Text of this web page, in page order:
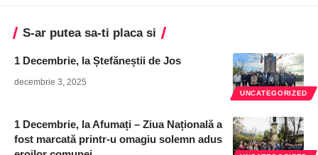
S-ar putea sa-ti placa si
UNCATEGORIZED
1 Decembrie, la Ștefăneștii de Jos
decembrie 3, 2025
1 Decembrie, la Afumați – Ziua Națională a
fost marcată printr-u omagiu solemn adus